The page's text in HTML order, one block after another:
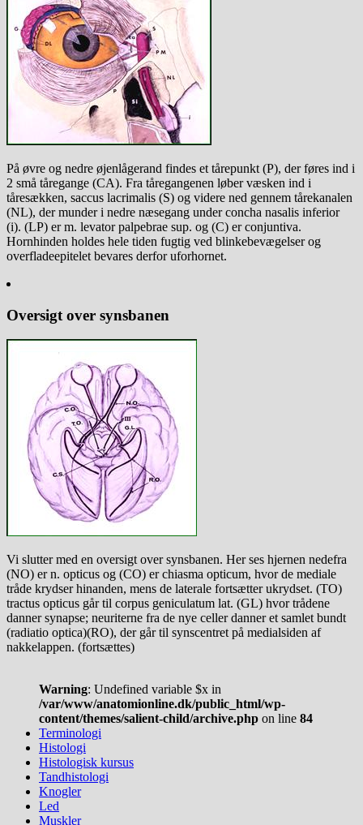
På øvre og nedre øjenlågerand findes et tårepunkt (P), der føres ind i
2 små tåregange (CA). Fra tåregangenen løber væsken ind i
tåresækken, saccus lacrimalis (S) og videre ned gennem tårekanalen
(NL), der munder i nedre næsegang under concha nasalis inferior
(i). (LP) er m. levator palpebrae sup. og (C) er conjuntiva.
Hornhinden holdes hele tiden fugtig ved blinkebevægelser og
overfladeepitelet bevares derfor uforhornet.
Oversigt over synsbanen
Vi slutter med en oversigt over synsbanen. Her ses hjernen nedefra
(NO) er n. opticus og (CO) er chiasma opticum, hvor de mediale
tråde krydser hinanden, mens de laterale fortsætter ukrydset. (TO)
tractus opticus går til corpus geniculatum lat. (GL) hvor trådene
danner synapse; neuriterne fra de nye celler danner et samlet bundt
(radiatio optica)(RO), der går til synscentret på medialsiden af
nakkelappen. (fortsættes)
Warning: Undefined variable $x in
/var/www/anatomionline.dk/public_html/wp-
content/themes/salient-child/archive.php on line 84
Terminologi
Histologi
Histologisk kursus
Tandhistologi
Knogler
Led
Muskler